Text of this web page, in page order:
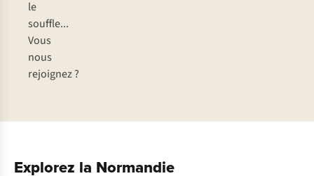
le
souffle...
Vous
nous
rejoignez ?
Explorez la Normandie